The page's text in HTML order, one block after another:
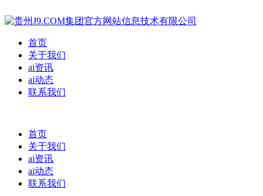
首页
关于我们
ai资讯
ai动态
联系我们
首页
关于我们
ai资讯
ai动态
联系我们